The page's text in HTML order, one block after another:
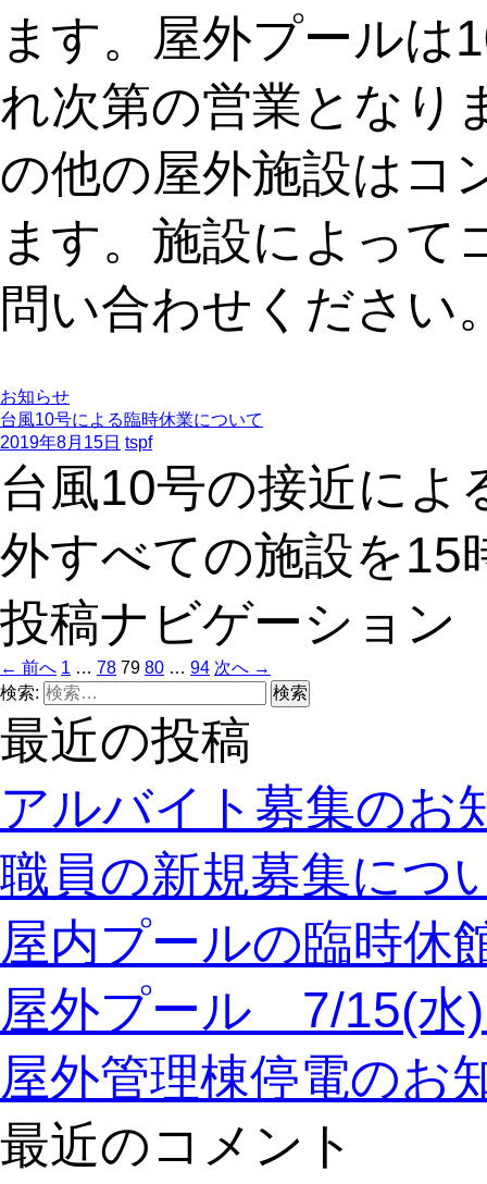
ます。屋外プールは
れ次第の営業となり
の他の屋外施設はコ
ます。施設によって
問い合わせください
お知らせ
台風10号による臨時休業について
2019年8月15日 tspf
台風10号の接近によ
外すべての施設を15
投稿ナビゲーション
← 前へ 1 … 78 79 80 … 94 次へ →
検索:
最近の投稿
アルバイト募集のお
職員の新規募集につ
屋内プールの臨時休
屋外プール 7/15(水
屋外管理棟停電のお
最近のコメント